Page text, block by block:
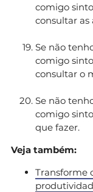
comigo
consultar as
Se não
comigo
consultar o
Se não
comigo
que fazer.
Veja também:
Transforme